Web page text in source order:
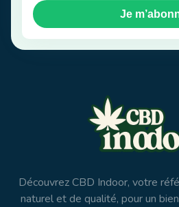
Je
Découvrez CBD Indoor, votre
naturel et de qualité, pour un